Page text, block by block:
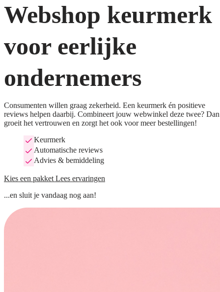
Webshop keurmerk
voor eerlijke
ondernemers
Consumenten willen graag zekerheid. Een keurmerk én positieve
reviews helpen daarbij. Combineert jouw webwinkel deze twee? Dan
groeit het vertrouwen en zorgt het ook voor meer bestellingen!
Keurmerk
Automatische reviews
Advies & bemiddeling
Kies een pakket Lees ervaringen
...en sluit je vandaag nog aan!